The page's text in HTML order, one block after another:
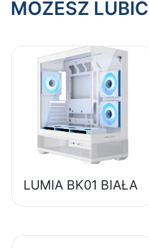
MOŻESZ LUBIĆ
LUMIA BK01 BIAŁA